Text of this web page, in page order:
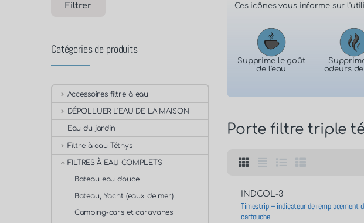
Ces icônes vous informe sur
Supprime le goût
de l'eau
odeurs
Porte filtre triple
INDCOL-3
Timestrip – indicateur de remplacement
cartouche
Filtrer
Catégories de produits
Accessoires filtre à eau
DÉPOLLUER L'EAU DE LA MAISON
Eau du jardin
Filtre à eau Téthys
FILTRES À EAU COMPLETS
Bateau eau douce
Bateau, Yacht (eaux de mer)
Camping-cars et caravanes